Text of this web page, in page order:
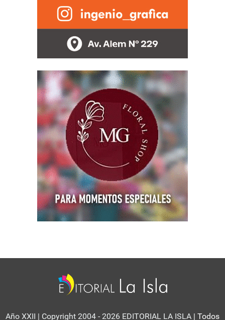
Año XXII | Copyright 2004 - 2026 EDITORIAL LA ISLA | Todos